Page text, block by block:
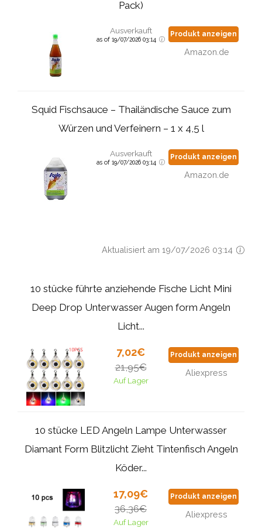
Pack)
Ausverkauft
as of 19/07/2026 03:14
Produkt anzeigen
Amazon.de
Squid Fischsauce – Thailändische Sauce zum
Würzen und Verfeinern – 1 x 4,5 l
Ausverkauft
as of 19/07/2026 03:14
Produkt anzeigen
Amazon.de
Aktualisiert am 19/07/2026 03:14
10 stücke führte anziehende Fische Licht Mini
Deep Drop Unterwasser Augen form Angeln
Licht...
7,02€
21,95€
Auf Lager
Produkt anzeigen
Aliexpress
10 stücke LED Angeln Lampe Unterwasser
Diamant Form Blitzlicht Zieht Tintenfisch Angeln
Köder...
17,09€
36,36€
Auf Lager
Produkt anzeigen
Aliexpress